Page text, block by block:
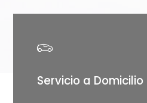
Servicio a Domicilio